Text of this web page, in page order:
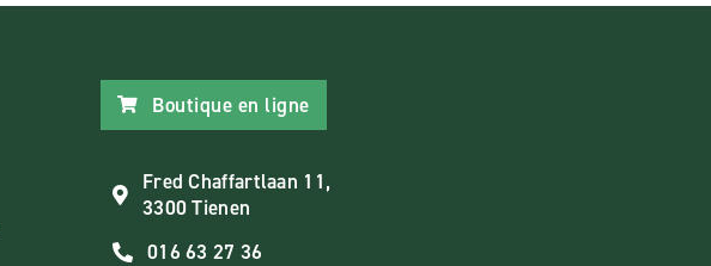
Boutique en ligne
Fred Chaffartlaan 11,
3300 Tienen
016 63 27 36